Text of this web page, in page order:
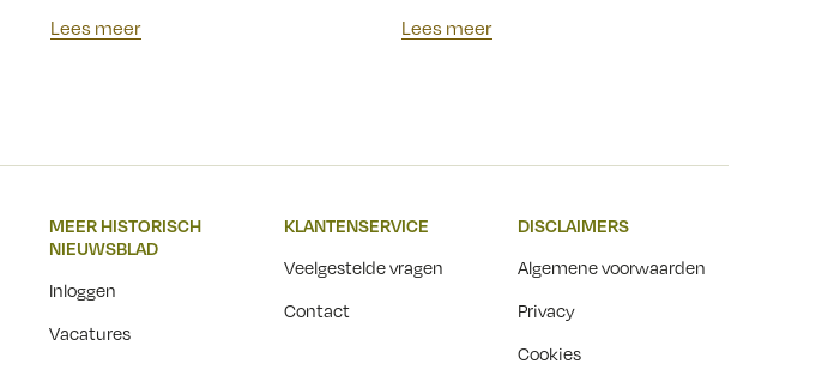
binnenkort een nieuwe woonwijk
Over een paar jaar staat het
Nijmeegse Waalfront vol...
Lees meer
1878. Die vroegere premier was zo
Lees meer
MEER HISTORISCH
NIEUWSBLAD
Inloggen
Vacatures
KLANTENSERVICE
Veelgestelde vragen
Contact
DISCLAIMERS
Algemene voorwaarden
Privacy
Cookies